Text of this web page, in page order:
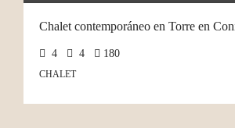
4 4 180
CHALET